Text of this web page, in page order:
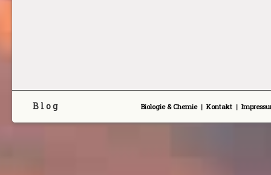
B l o g Biologie & Chemie| Kontakt |